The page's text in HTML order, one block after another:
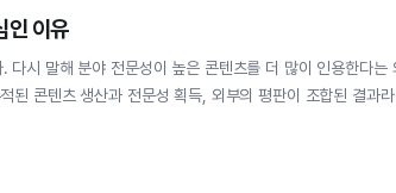
이유
시 말해 분야 전문성이 높은 콘텐츠를 더 많이 인용한다는
된 콘텐츠 생산과 전문성 획득, 외부의 평판이 조합된 결과